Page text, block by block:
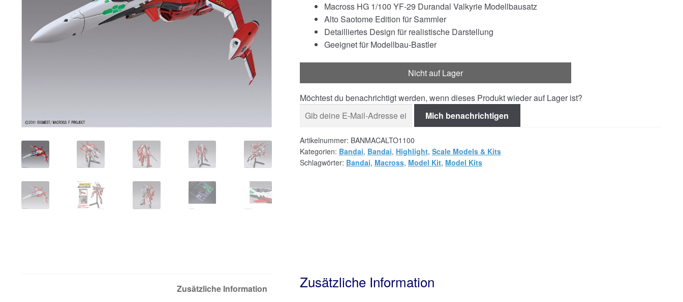
war:
€61.46
ist:
€46.66.
Macross HG 1/100 YF-29 Durandal Valkyrie Modellbausatz
Alto Saotome Edition für Sammler
Detailliertes Design für realistische Darstellung
Geeignet für Modellbau-Bastler
Nicht auf Lager
Möchtest du benachrichtigt werden, wenn dieses Produkt wieder auf Lager ist?
Mich benachrichtigen
Artikelnummer: BANMACALTO1100
Kategorien: Bandai, Bandai, Highlight, Scale Models & Kits
Schlagwörter: Bandai, Macross, Model Kit, Model Kits
Zusätzliche Information Zusätzliche Information